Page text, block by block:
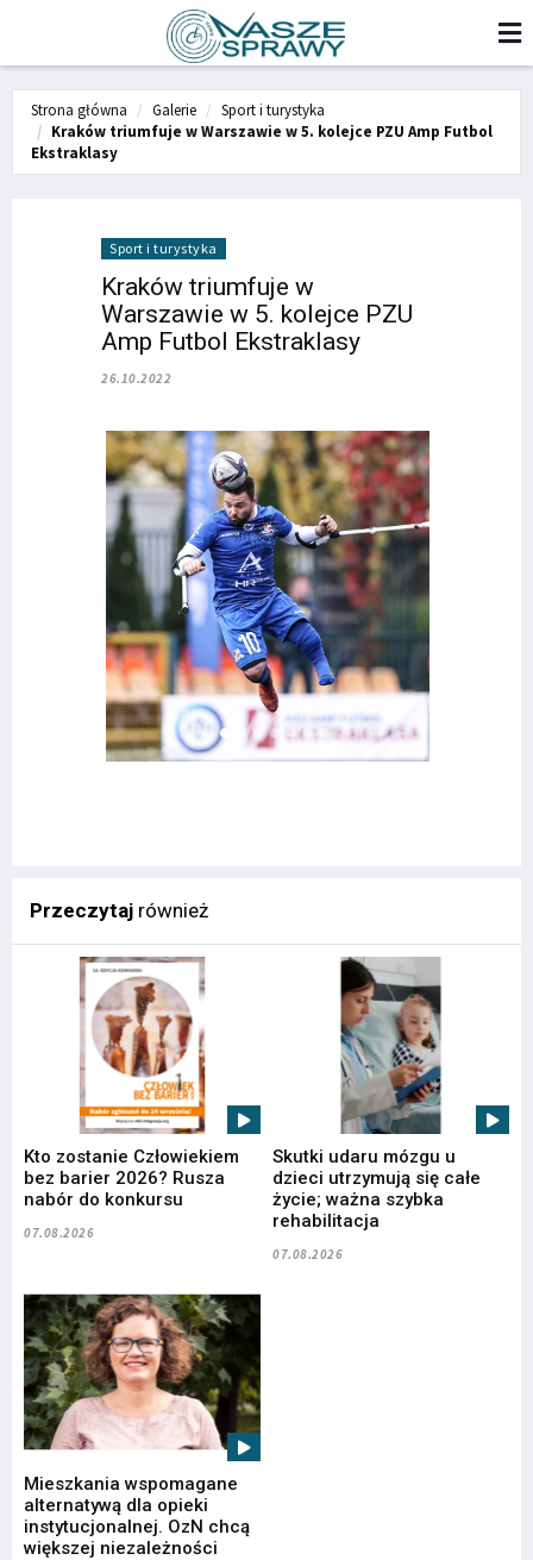
Strona główna Galerie
Sport i turystyka
Kraków triumfuje w Warszawie w 5. kolejce PZU Amp Futbol
Ekstraklasy
Sport i turystyka
Kraków triumfuje w
Warszawie w 5. kolejce PZU
Amp Futbol Ekstraklasy
26.10.2022
Przeczytaj również
Kto zostanie Człowiekiem
bez barier 2026? Rusza
nabór do konkursu
07.08.2026
Skutki udaru mózgu u
dzieci utrzymują się całe
życie; ważna szybka
rehabilitacja
07.08.2026
Mieszkania wspomagane
alternatywą dla opieki
instytucjonalnej. OzN chcą
większej niezależności